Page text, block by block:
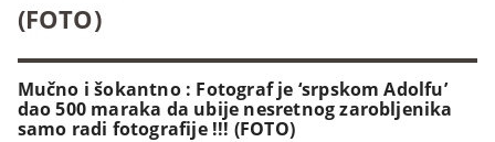
(FOTO)
Mučno i šokantno : Fotograf je ‘srpskom Adolfu’
dao 500 maraka da ubije nesretnog zarobljenika
samo radi fotografije !!! (FOTO)